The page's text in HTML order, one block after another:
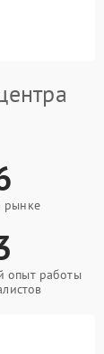
рынке
опыт работы